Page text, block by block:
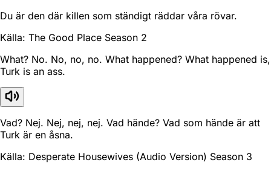
Du är den där killen som ständigt räddar våra rövar.
Källa: The Good Place Season 2
What? No. No, no, no. What happened? What happened is,
Turk is an ass.
Vad? Nej. Nej, nej, nej. Vad hände? Vad som hände är att
Turk är en åsna.
Källa: Desperate Housewives (Audio Version) Season 3